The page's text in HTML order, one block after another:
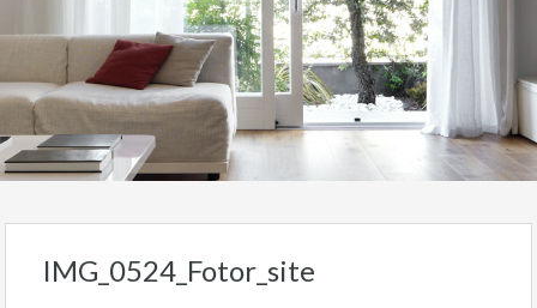
IMG_0524_Fotor_site